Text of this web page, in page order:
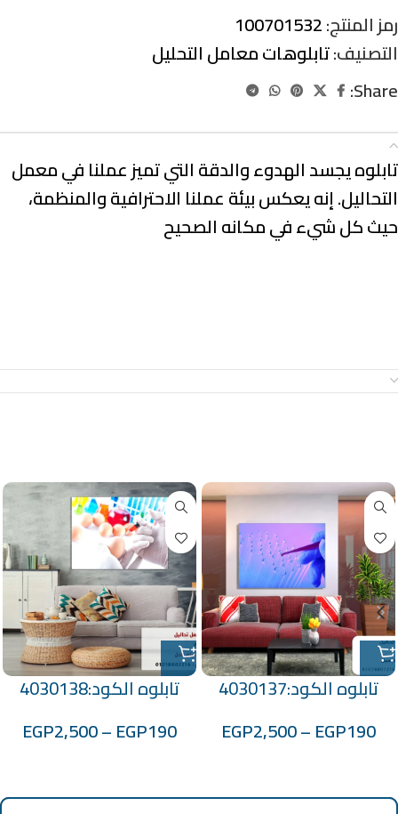
رمز المنتج:100701532
التصنيف:تابلوهات معامل التحليل
Share:
تابلوه يجسد الهدوء والدقة التي تميز عملنا في معمل
التحاليل. إنه يعكس بيئة عملنا الاحترافية والمنظمة،
حيث كل شيء في مكانه الصحيح
تابلوه الكود:4030137
EGP190
–
EGP2,500
تابلوه الكود:4030138
EGP190
–
EGP2,500